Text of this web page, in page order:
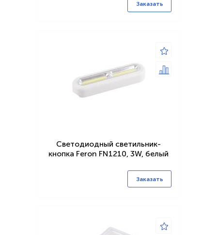
Заказать
Светодиодный светильник-
кнопка Feron FN1210, 3W, белый
Заказать